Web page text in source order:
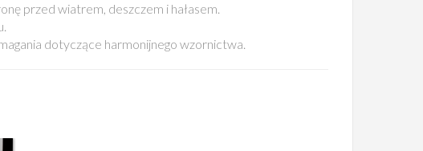
przed wiatrem, deszczem i hałasem.
dotyczące harmonijnego wzornictwa.